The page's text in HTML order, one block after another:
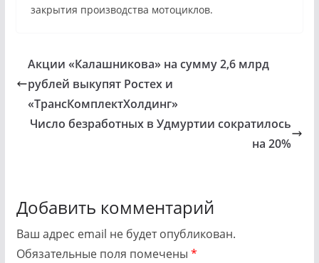
закрытия производства мотоциклов.
Акции «Калашникова» на сумму 2,6 млрд
рублей выкупят Ростех и
«ТрансКомплектХолдинг»
Число безработных в Удмуртии сократилось
на 20%
Добавить комментарий
Ваш адрес email не будет опубликован.
Обязательные поля помечены *